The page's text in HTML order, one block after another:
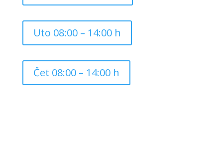
Uto 08:00 – 14:00 h
Čet 08:00 – 14:00 h